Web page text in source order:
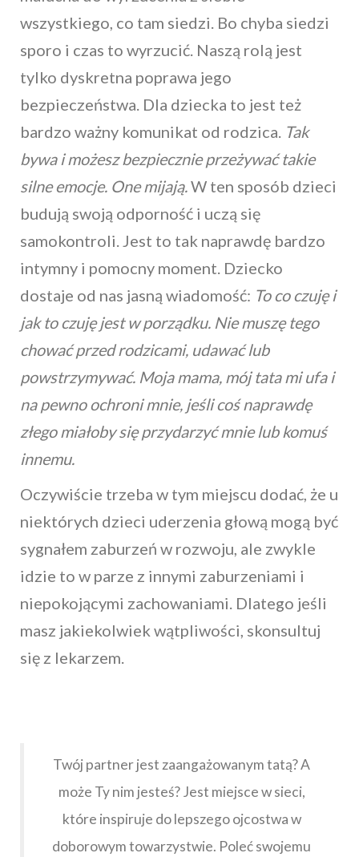
wszystkiego, co tam siedzi. Bo chyba siedzi
sporo i czas to wyrzucić. Naszą rolą jest
tylko dyskretna poprawa jego
bezpieczeństwa. Dla dziecka to jest też
bardzo ważny komunikat od rodzica. Tak
bywa i możesz bezpiecznie przeżywać takie
silne emocje. One mijają.W ten sposób dzieci
budują swoją odporność i uczą się
samokontroli. Jest to tak naprawdę bardzo
intymny i pomocny moment. Dziecko
dostaje od nas jasną wiadomość: To co czuję i
jak to czuję jest w porządku. Nie muszę tego
chować przed rodzicami, udawać lub
powstrzymywać. Moja mama, mój tata mi ufa i
na pewno ochroni mnie, jeśli coś naprawdę
złego miałoby się przydarzyć mnie lub komuś
innemu.
Oczywiście trzeba w tym miejscu dodać, że u
niektórych dzieci uderzenia głową mogą być
sygnałem zaburzeń w rozwoju, ale zwykle
idzie to w parze z innymi zaburzeniami i
niepokojącymi zachowaniami. Dlatego jeśli
masz jakiekolwiek wątpliwości, skonsultuj
się z lekarzem.
Twój partner jest zaangażowanym tatą? A
może Ty nim jesteś? Jest miejsce w sieci,
które inspiruje do lepszego ojcostwa w
doborowym towarzystwie. Poleć swojemu